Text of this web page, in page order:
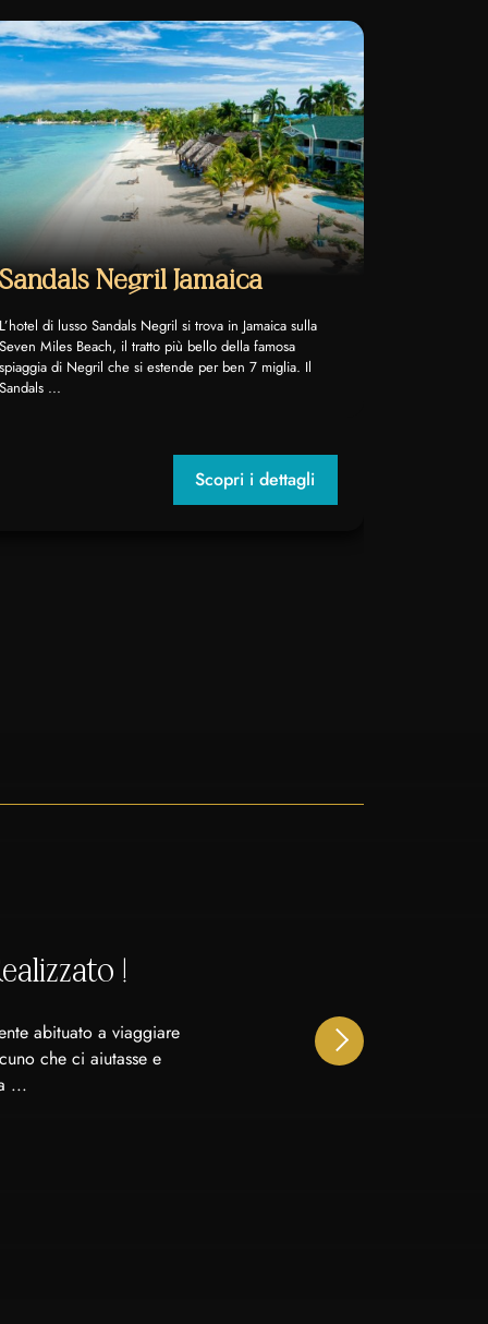
Sandals Negril Jamaica
L’hotel di lusso Sandals Negril si trova in Jamaica sulla
Seven Miles Beach, il tratto più bello della famosa
spiaggia di Negril che si estende per ben 7 miglia. Il
Sandals ...
Scopri i dettagli
!
abituato a viaggiare
che ci aiutasse e
...